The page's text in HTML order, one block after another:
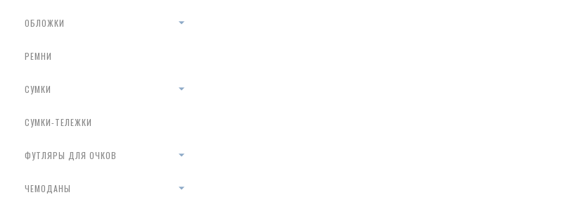
ОБЛОЖКИ
РЕМНИ
СУМКИ
СУМКИ-ТЕЛЕЖКИ
ФУТЛЯРЫ ДЛЯ ОЧКОВ
ЧЕМОДАНЫ